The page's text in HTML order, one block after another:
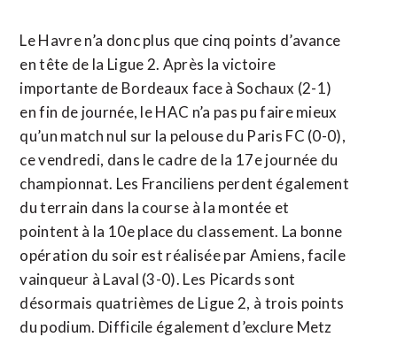
Le Havre n’a donc plus que cinq points d’avance
en tête de la Ligue 2. Après la victoire
importante de Bordeaux face à Sochaux (2-1)
en fin de journée, le HAC n’a pas pu faire mieux
qu’un match nul sur la pelouse du Paris FC (0-0),
ce vendredi, dans le cadre de la 17e journée du
championnat. Les Franciliens perdent également
du terrain dans la course à la montée et
pointent à la 10e place du classement. La bonne
opération du soir est réalisée par Amiens, facile
vainqueur à Laval (3-0). Les Picards sont
désormais quatrièmes de Ligue 2, à trois points
du podium. Difficile également d’exclure Metz